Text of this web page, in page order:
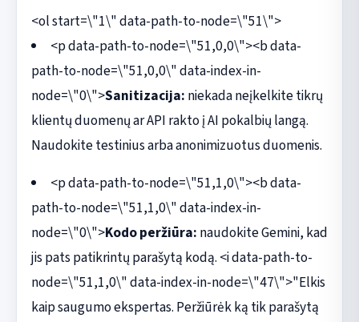
<ol start=\"1\" data-path-to-node=\"51\">
<p data-path-to-node=\"51,0,0\"><b data-
path-to-node=\"51,0,0\" data-index-in-
node=\"0\">Sanitizacija: niekada neįkelkite tikrų
klientų duomenų ar API rakto į AI pokalbių langą.
Naudokite testinius arba anonimizuotus duomenis.
<p data-path-to-node=\"51,1,0\"><b data-
path-to-node=\"51,1,0\" data-index-in-
node=\"0\">Kodo peržiūra: naudokite Gemini, kad
jis pats patikrintų parašytą kodą. <i data-path-to-
node=\"51,1,0\" data-index-in-node=\"47\">"Elkis
kaip saugumo ekspertas. Peržiūrėk ką tik parašytą